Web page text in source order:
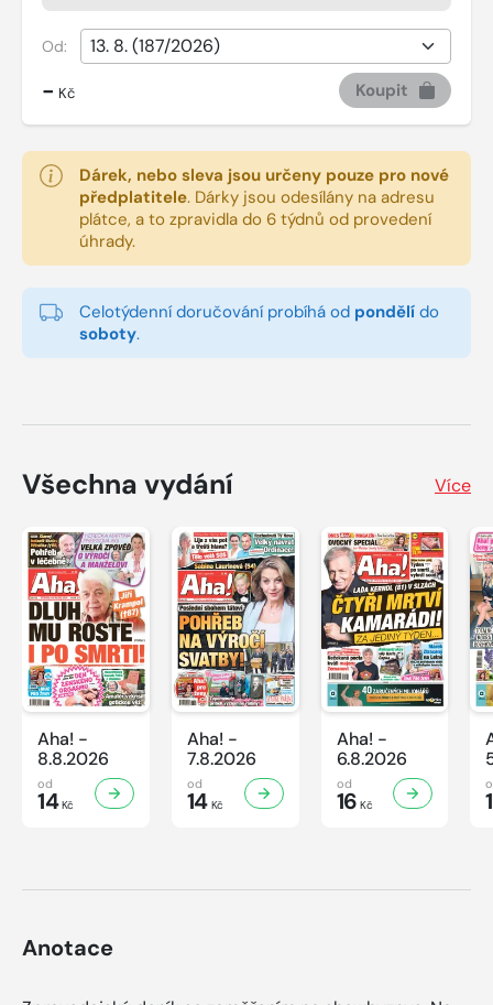
Od:
- Kč Koupit
Dárek, nebo sleva jsou určeny pouze pro nové
předplatitele. Dárky jsou odesílány na adresu
plátce, a to zpravidla do 6 týdnů od provedení
úhrady.
Celotýdenní doručování probíhá od pondělí do
soboty.
Všechna vydání Více
Aha! -
8.8.2026
od
14Kč
Aha! -
7.8.2026
od
14Kč
Aha! -
6.8.2026
od
16 Kč
Anotace